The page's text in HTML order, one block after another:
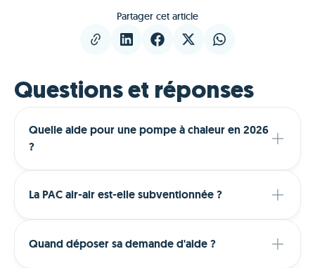
Partager cet article
Questions et réponses
Quelle aide pour une pompe à chaleur en 2026
?
La PAC air-air est-elle subventionnée ?
Quand déposer sa demande d'aide ?